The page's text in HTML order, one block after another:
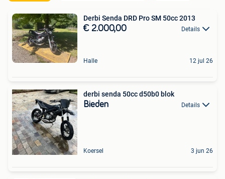
Derbi Senda DRD Pro SM 50cc 2013
€ 2.000,00 Details
Halle 12 jul 26
derbi senda 50cc d50b0 blok
Bieden Details
Koersel 3 jun 26